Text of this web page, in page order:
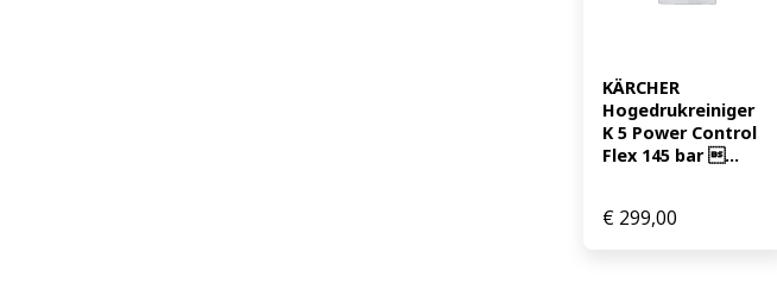
KÄRCHER
Hogedrukreiniger
K 5 Power Control
Flex 145 bar ...
€ 299,00